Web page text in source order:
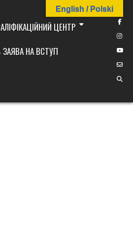
ЦЕНТР
ЗАЯВА НА ВСТУП
English / Polski